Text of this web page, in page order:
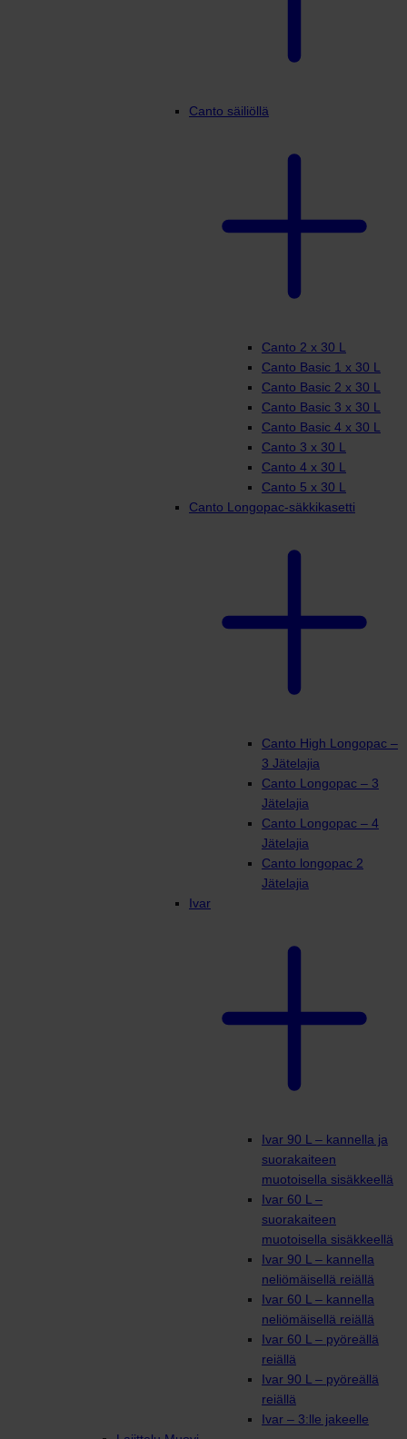
Canto säiliöllä
Canto 2 x 30 L
Canto Basic 1 x 30 L
Canto Basic 2 x 30 L
Canto Basic 3 x 30 L
Canto Basic 4 x 30 L
Canto 3 x 30 L
Canto 4 x 30 L
Canto 5 x 30 L
Canto Longopac-säkkikasetti
Canto High Longopac –
3 Jätelajia
Canto Longopac – 3
Jätelajia
Canto Longopac – 4
Jätelajia
Canto longopac 2
Jätelajia
Ivar
Ivar 90 L – kannella ja
suorakaiteen
muotoisella sisäkkeellä
Ivar 60 L –
suorakaiteen
muotoisella sisäkkeellä
Ivar 90 L – kannella
neliömäisellä reiällä
Ivar 60 L – kannella
neliömäisellä reiällä
Ivar 60 L – pyöreällä
reiällä
Ivar 90 L – pyöreällä
reiällä
Ivar – 3:lle jakeelle